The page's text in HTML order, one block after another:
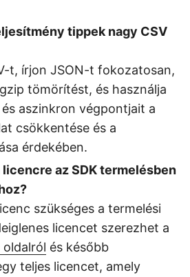
tippek nagy CSV
t, írjon JSON-t fokozatosan,
tömörítést, és használja
aszinkron végpontjait a
csökkentése és a
érdekében.
az SDK termelésben
szükséges a termelési
licencet szerezhet a
oldalról és később
teljes licencet, amely